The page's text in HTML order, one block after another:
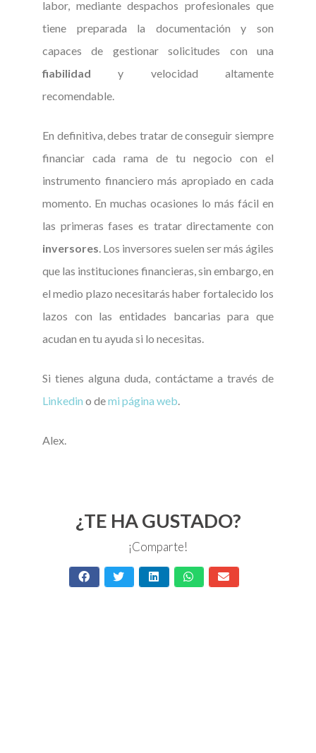
labor, mediante despachos profesionales que
tiene preparada la documentación y son
capaces de gestionar solicitudes con una
fiabilidad y velocidad altamente
recomendable.
En definitiva, debes tratar de conseguir siempre
financiar cada rama de tu negocio con el
instrumento financiero más apropiado en cada
momento. En muchas ocasiones lo más fácil en
las primeras fases es tratar directamente con
inversores. Los inversores suelen ser más ágiles
que las instituciones financieras, sin embargo, en
el medio plazo necesitarás haber fortalecido los
lazos con las entidades bancarias para que
acudan en tu ayuda si lo necesitas.
Si tienes alguna duda, contáctame a través de
Linkedin o demi página web.
Alex.
¿TE HA GUSTADO?
¡Comparte!